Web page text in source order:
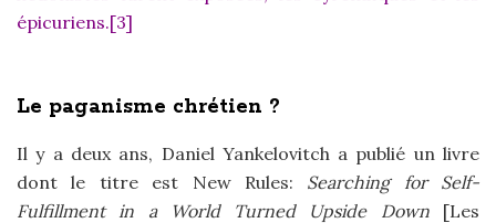
épicuriens.[3]
Le paganisme chrétien ?
Il y a deux ans, Daniel Yankelovitch a publié un livre
dont le titre est New Rules: Searching for Self-
Fulfillment in a World Turned Upside Down [Les